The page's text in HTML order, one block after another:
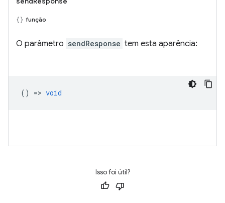
função
O parâmetro sendResponse tem esta aparência:
() => void
Isso foi útil?